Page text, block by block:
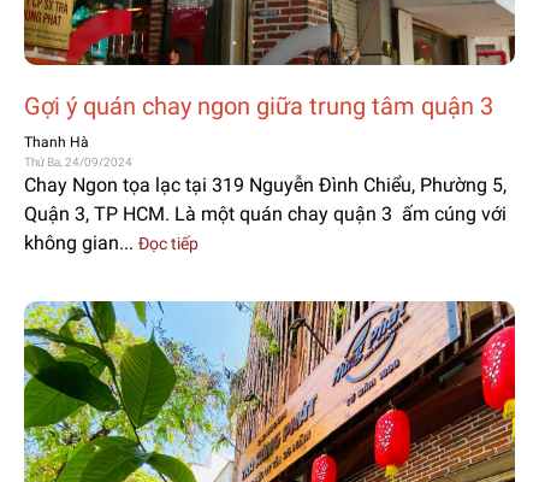
Gợi ý quán chay ngon giữa trung tâm quận 3
Thanh Hà
Thứ Ba, 24/09/2024
Chay Ngon tọa lạc tại 319 Nguyễn Đình Chiểu, Phường 5,
Quận 3, TP HCM. Là một quán chay quận 3 ấm cúng với
không gian... Đọc tiếp